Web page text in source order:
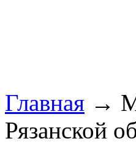
Главная →
Рязанской